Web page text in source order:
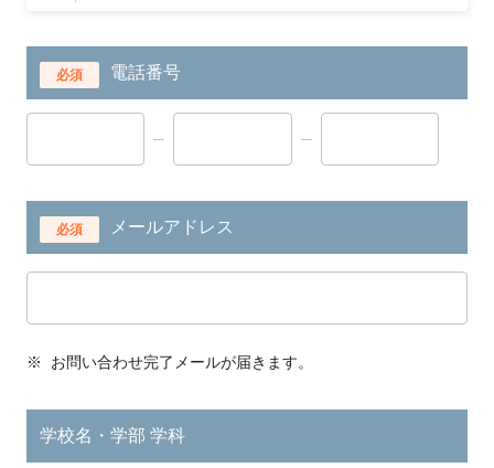
必須 電話番号
必須 メールアドレス
※ お問い合わせ完了メールが届きます。
学校名・学部 学科